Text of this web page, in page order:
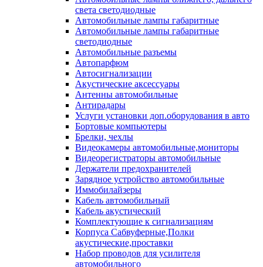
света светодиодные
Автомобильные лампы габаритные
Автомобильные лампы габаритные
светодиодные
Автомобильные разъемы
Автопарфюм
Автосигнализации
Акустические аксессуары
Антенны автомобильные
Антирадары
Услуги установки доп.оборудования в авто
Бортовые компьютеры
Брелки, чехлы
Видеокамеры автомобильные,мониторы
Видеорегистраторы автомобильные
Держатели предохранителей
Зарядное устройство автомобильные
Иммобилайзеры
Кабель автомобильный
Кабель акустический
Комплектующие к сигнализациям
Корпуса Сабвуферные,Полки
акустические,проставки
Набор проводов для усилителя
автомобильного